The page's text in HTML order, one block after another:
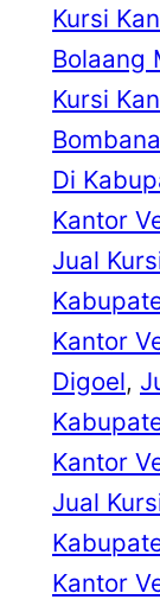
Kursi
Bolaang
Kursi
Bombana
Di
Kantor
Jual
Kantor
Digoel,
Kantor
Jual
Kantor